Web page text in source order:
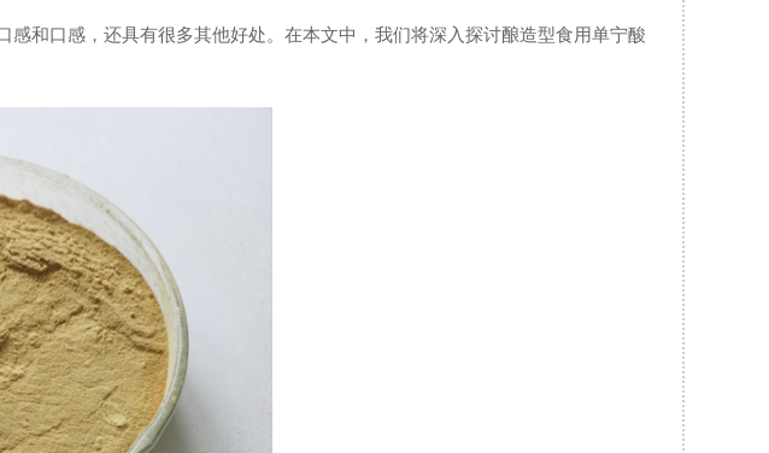
和口感，还具有很多其他好处。在本文中，我们将深入探讨酿造型食用单宁酸